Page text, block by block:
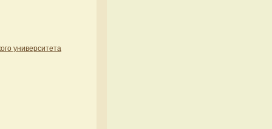
университета